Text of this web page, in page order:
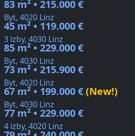
83 m² • 215.000 €
Byt, 4020 Linz
45 m² • 119.000 €
3 izby, 4030 Linz
85 m² • 229.000 €
Byt, 4030 Linz
73 m² • 215.900 €
Byt, 4020 Linz
67 m² • 199.000 €(New!)
Byt, 4030 Linz
77 m² • 229.000 €
4 izby, 4020 Linz